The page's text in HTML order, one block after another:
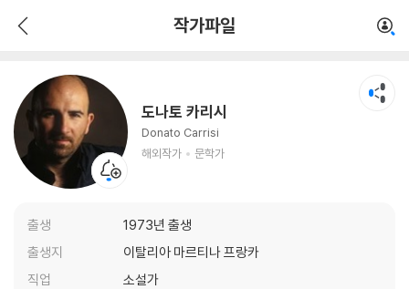
작가파일
도나토 카리시
Donato Carrisi
해외작가
문학가
출생
1973년 출생
출생지
이탈리아 마르티나 프랑카
직업
소설가